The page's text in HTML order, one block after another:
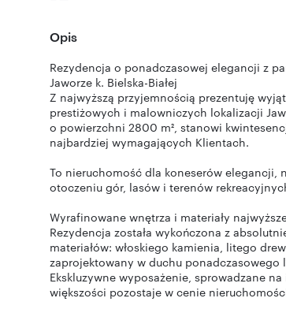
Opis
Rezydencja o ponadczasowej elegancji z
Jaworze k. Bielska-Białej
Z najwyższą przyjemnością prezentuję
prestiżowych i malowniczych lokalizacji
o powierzchni 2800 m², stanowi
najbardziej wymagających Klientach.
To nieruchomość dla koneserów elegancji,
otoczeniu gór, lasów i terenów
Wyrafinowane wnętrza i materiały
Rezydencja została wykończona z
materiałów: włoskiego kamienia, litego
zaprojektowany w duchu ponadczasowego
Ekskluzywne wyposażenie, sprowadzane
większości pozostaje w cenie